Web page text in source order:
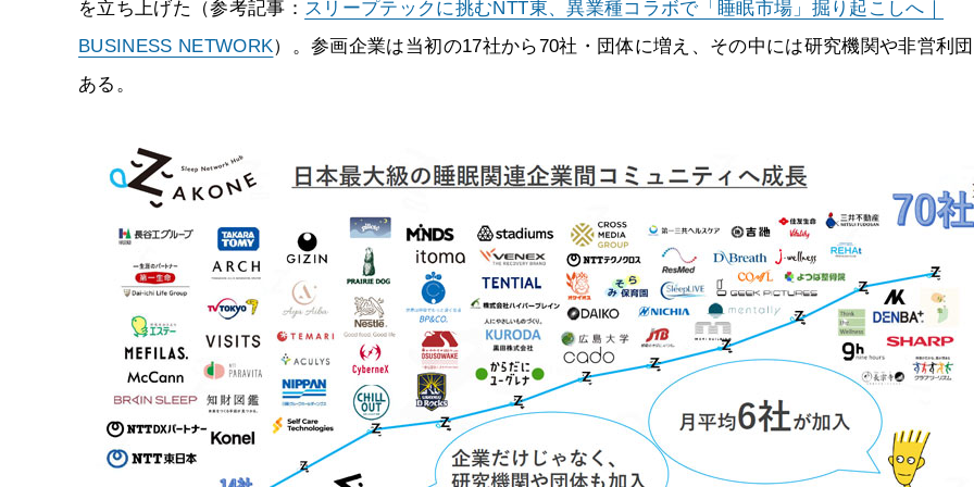
を立ち上げた（参考記事： スリープテックに挑むNTT東、異業種コラボで「睡眠市場」掘り起こしへ｜
BUSINESS NETWORK）。参画企業は当初の17社から70社・団体に増え、その中には研究機関や非営利
ある。